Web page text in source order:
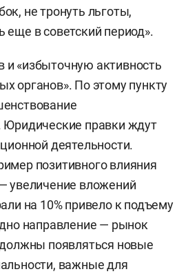
не тронуть льготы,
еще в советский период».
«избыточную активность
органов». По этому пункту
Юридические правки ждут
деятельности.
позитивного влияния
увеличение вложений
на 10% привело к подъему
направление — рынок
появляться новые
важные для